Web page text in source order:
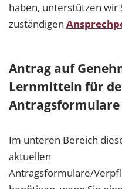
haben, unterstützen wir
zuständigen
Antrag auf
Lernmitteln für
Antragsformulare
Im unteren Bereich
aktuellen
Antragsformulare/